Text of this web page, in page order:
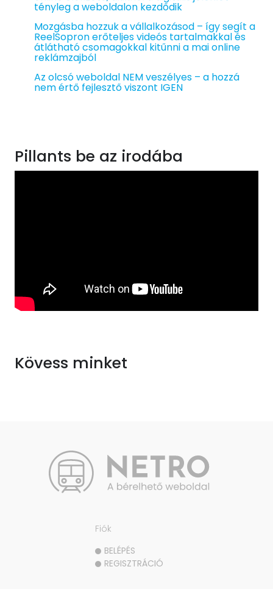
tényleg a weboldalon kezdődik
Mozgásba hozzuk a vállalkozásod – így segít a
ReelSopron erőteljes videós tartalmakkal és
átlátható csomagokkal kitűnni a mai online
reklámzajból
Az olcsó weboldal NEM veszélyes – a hozzá
nem értő fejlesztő viszont IGEN
Pillants be az irodába
Kövess minket
Fiók
BELÉPÉS
REGISZTRÁCIÓ